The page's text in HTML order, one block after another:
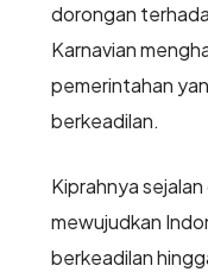
dorongan
Karnavian
pemerintahan
berkeadilan.
Kiprahnya
mewujudkan
berkeadilan